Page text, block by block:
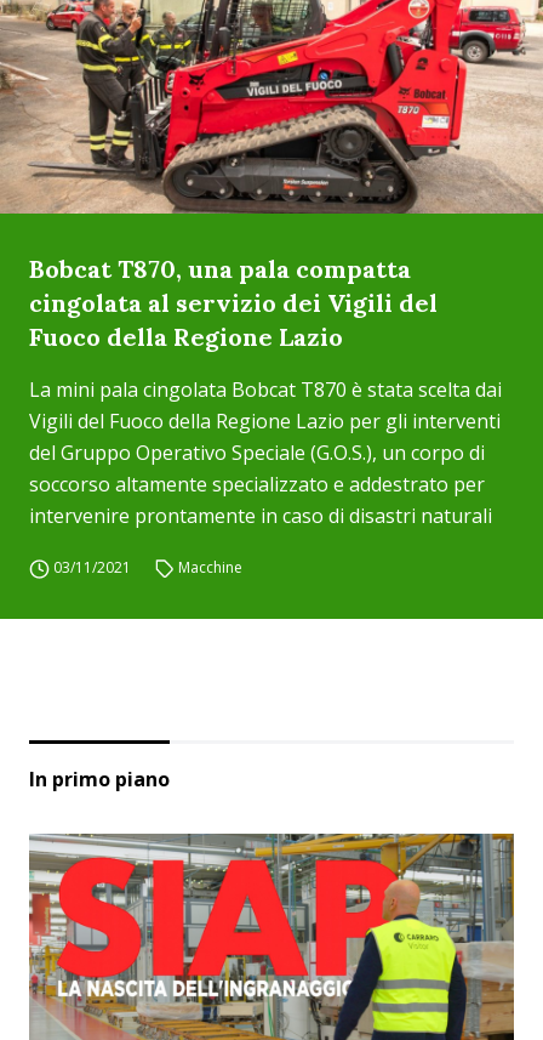
Bobcat T870, una pala compatta
cingolata al servizio dei Vigili del
Fuoco della Regione Lazio
La mini pala cingolata Bobcat T870 è stata scelta dai
Vigili del Fuoco della Regione Lazio per gli interventi
del Gruppo Operativo Speciale (G.O.S.), un corpo di
soccorso altamente specializzato e addestrato per
intervenire prontamente in caso di disastri naturali
03/11/2021 Macchine
In primo piano